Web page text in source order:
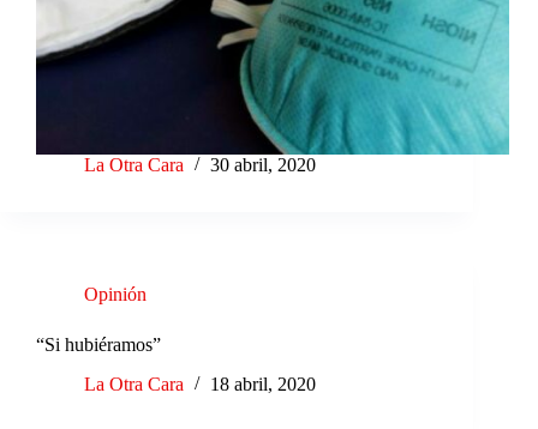
La Otra Cara 30 abril, 2020
Opinión
“Si hubiéramos”
La Otra Cara
18 abril, 2020